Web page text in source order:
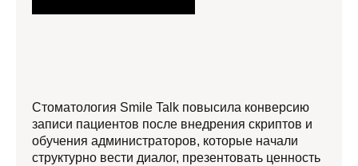
Стоматология Smile Talk повысила конверсию
записи пациентов после внедрения скриптов и
обучения администраторов, которые начали
структурно вести диалог, презентовать ценность